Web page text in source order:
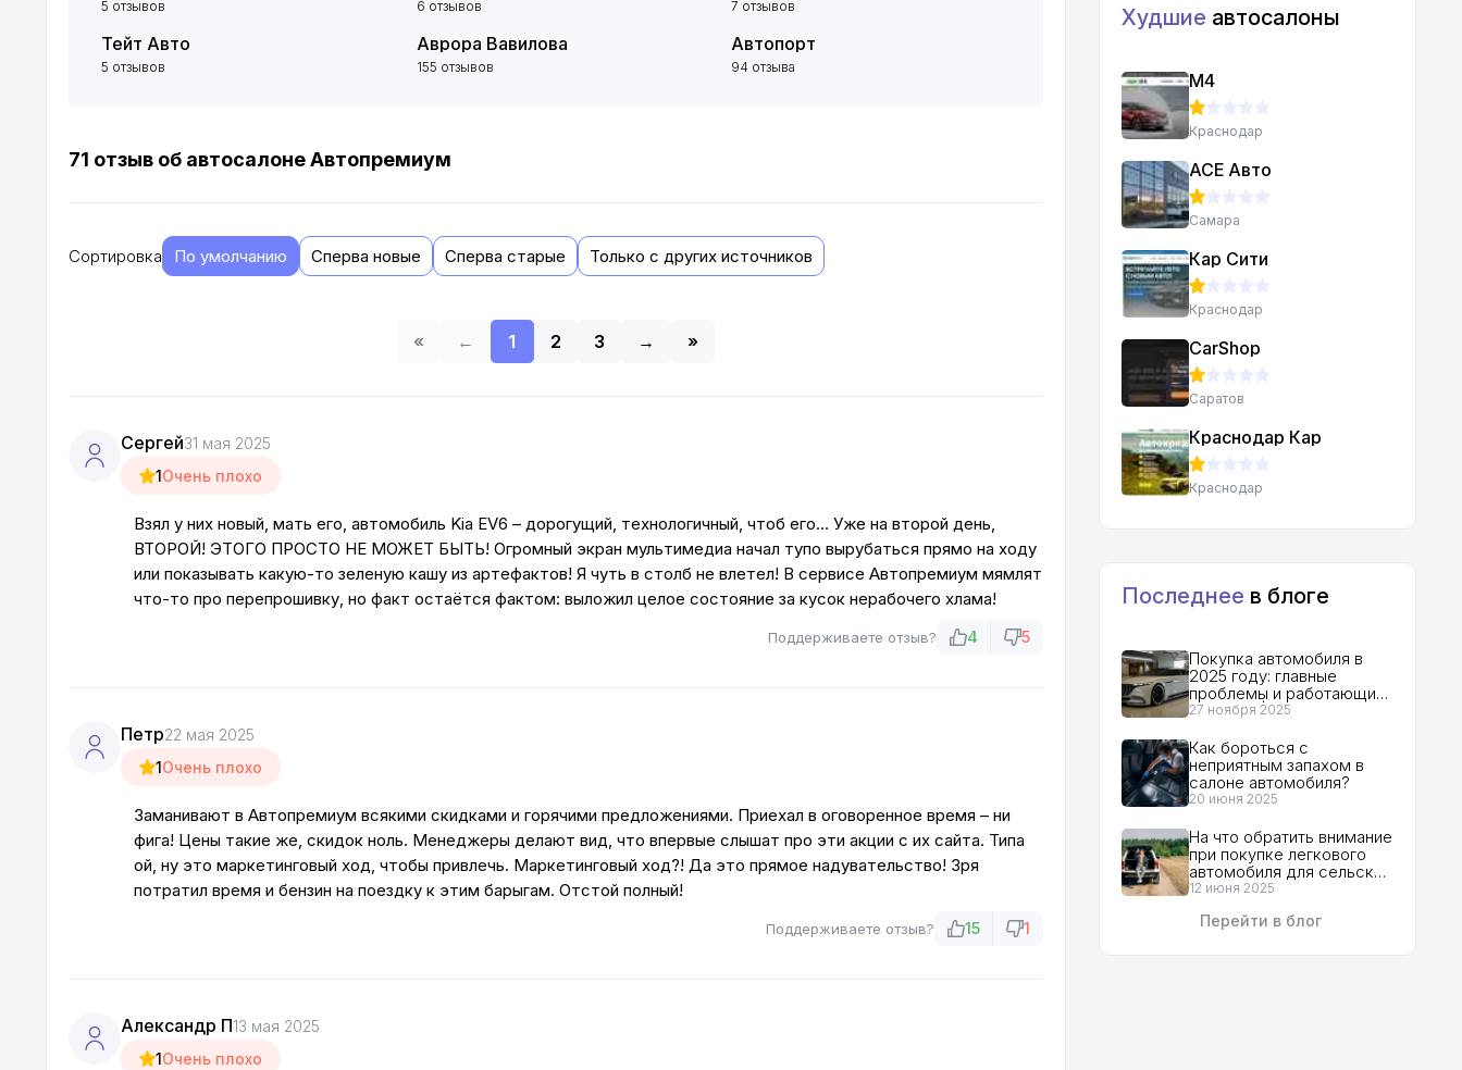
5 отзывов 6 отзывов 7 отзывов
Тейт Авто
5 отзывов
Аврора Вавилова
155 отзывов
Автопорт
94 отзыва
71 отзыв об автосалоне Автопремиум
Сортировка По умолчанию Сперва новые Сперва старые Только с других источников
« ← 1 2 3 → »
Сергей31 мая 2025
1Очень плохо
Взял у них новый, мать его, автомобиль Kia EV6 – дорогущий, технологичный, чтоб его… Уже на второй день,
ВТОРОЙ! ЭТОГО ПРОСТО НЕ МОЖЕТ БЫТЬ! Огромный экран мультимедиа начал тупо вырубаться прямо на ходу
или показывать какую-то зеленую кашу из артефактов! Я чуть в столб не влетел! В сервисе Автопремиум мямлят
что-то про перепрошивку, но факт остаётся фактом: выложил целое состояние за кусок нерабочего хлама!
Поддерживаете отзыв? 4 5
Петр22 мая 2025
1Очень плохо
Заманивают в Автопремиум всякими скидками и горячими предложениями. Приехал в оговоренное время – ни
фига! Цены такие же, скидок ноль. Менеджеры делают вид, что впервые слышат про эти акции с их сайта. Типа
ой, ну это маркетинговый ход, чтобы привлечь. Маркетинговый ход?! Да это прямое надувательство! Зря
потратил время и бензин на поездку к этим барыгам. Отстой полный!
Поддерживаете отзыв? 15 1
Александр П13 мая 2025
1Очень плохо
Худшие автосалоны
М4
Краснодар
АСЕ Авто
Самара
Кар Сити
Краснодар
CarShop
Саратов
Краснодар Кар
Краснодар
Последнее в блоге
Покупка автомобиля в
2025 году: главные
проблемы и работающие
решения | Гид для
27 ноября 2025
Как бороться с
неприятным запахом в
салоне автомобиля?
20 июня 2025
На что обратить внимание
при покупке легкового
автомобиля для сельской
местности?
12 июня 2025
Перейти в блог